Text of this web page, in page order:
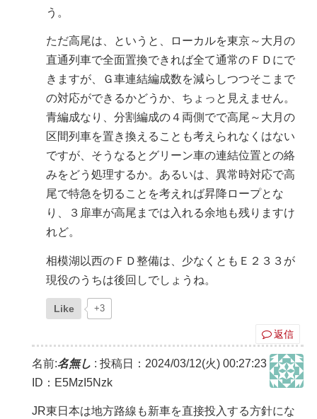
う。
ただ高尾は、というと、ローカルを東京～大月の
直通列車で全面置換できれば全て通常のＦＤにで
きますが、Ｇ車連結編成数を減らしつつそこまで
の対応ができるかどうか、ちょっと見えません。
青編成なり、分割編成の４両側でで高尾～大月の
区間列車を置き換えることも考えられなくはない
ですが、そうなるとグリーン車の連結位置との絡
みをどう処理するか。あるいは、異常時対応で高
尾で特急を切ることを考えれば昇降ロープとな
り、３扉車が高尾までは入れる余地も残りますけ
れど。
相模湖以西のＦＤ整備は、少なくともＥ２３３が
現役のうちは後回しでしょうね。
Like +3
返信
名前:名無し : 投稿日：2024/03/12(火) 00:27:23
ID：E5MzI5Nzk
JR東日本は地方路線も新車を直接投入する方針にな